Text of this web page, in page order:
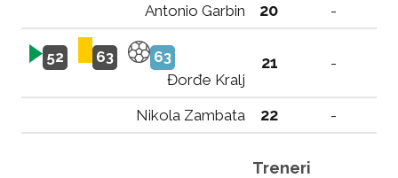
Antonio Garbin
20 -
52 63
63
Đorđe Kralj
21 -
Nikola Zambata 22 -
Treneri